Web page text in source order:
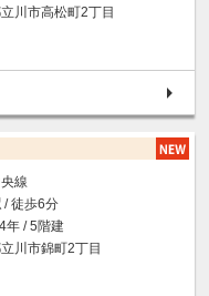
川市高松町2丁目
央線
/ 徒歩6分
年 / 5階建
川市錦町2丁目